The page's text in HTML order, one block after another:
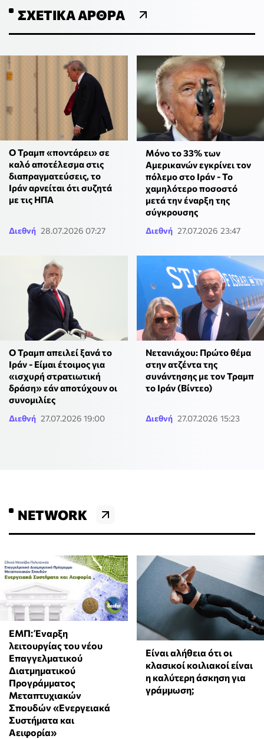
ΣΧΕΤΙΚΆ ΆΡΘΡΑ
Ο Τραμπ «ποντάρει» σε
καλό αποτέλεσμα στις
διαπραγματεύσεις, το
Ιράν αρνείται ότι συζητά
με τις ΗΠΑ
Διεθνή 28.07.2026 07:27
Μόνο το 33% των
Αμερικανών εγκρίνει τον
πόλεμο στο Ιράν - Το
χαμηλότερο ποσοστό
μετά την έναρξη της
σύγκρουσης
Διεθνή 27.07.2026 23:47
Ο Τραμπ απειλεί ξανά το
Ιράν - Είμαι έτοιμος για
«ισχυρή στρατιωτική
δράση» εάν αποτύχουν οι
συνομιλίες
Διεθνή 27.07.2026 19:00
Νετανιάχου: Πρώτο θέμα
στην ατζέντα της
συνάντησης με τον Τραμπ
το Ιράν (Βίντεο)
Διεθνή 27.07.2026 15:23
NETWORK
ΕΜΠ: Έναρξη
λειτουργίας του νέου
Επαγγελματικού
Διατμηματικού
Προγράμματος
Μεταπτυχιακών
Σπουδών «Ενεργειακά
Συστήματα και
Αειφορία»
Είναι αλήθεια ότι οι
κλασικοί κοιλιακοί είναι
η καλύτερη άσκηση για
γράμμωση;